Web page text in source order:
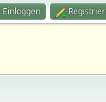
Einloggen